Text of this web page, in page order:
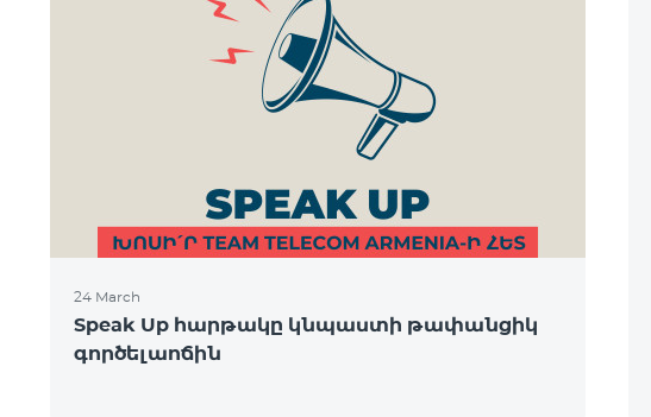
24 March
Speak Up հարթակը կնպաստի թափանցիկ
գործելաոճին